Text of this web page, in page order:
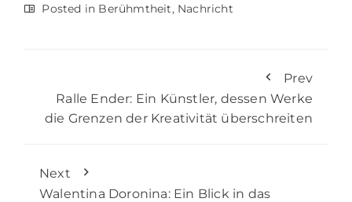
Posted in Berühmtheit, Nachricht
Prev
Ralle Ender: Ein Künstler, dessen Werke
die Grenzen der Kreativität überschreiten
Next
Walentina Doronina: Ein Blick in das